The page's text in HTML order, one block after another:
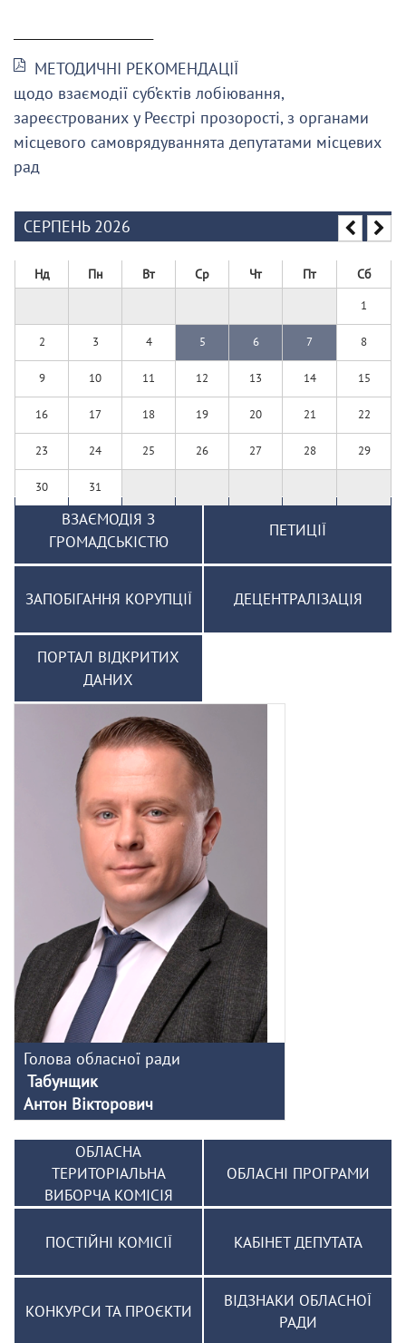
МЕТОДИЧНІ РЕКОМЕНДАЦІЇ
щодо взаємодії суб’єктів лобіювання,
зареєстрованих у Реєстрі прозорості, з органами
місцевого самоврядуваннята депутатами місцевих
рад
СЕРПЕНЬ 2026
Нд Пн Вт Ср Чт Пт Сб
1
2 3 4 5 6 7 8
9 10 11 12 13 14 15
16 17 18 19 20 21 22
23 24 25 26 27 28 29
30 31
ВЗАЄМОДІЯ З
ГРОМАДСЬКІСТЮ
ПЕТИЦІЇ
ЗАПОБІГАННЯ КОРУПЦІЇ ДЕЦЕНТРАЛІЗАЦІЯ
ПОРТАЛ ВІДКРИТИХ
ДАНИХ
Голова обласної ради
Табунщик
Антон Вікторович
ОБЛАСНА
ТЕРИТОРІАЛЬНА
ВИБОРЧА КОМІСІЯ
ОБЛАСНІ ПРОГРАМИ
ПОСТІЙНІ КОМІСІЇ КАБІНЕТ ДЕПУТАТА
КОНКУРСИ ТА ПРОЄКТИ
ВІДЗНАКИ ОБЛАСНОЇ
РАДИ